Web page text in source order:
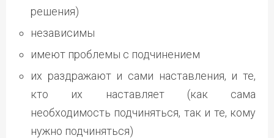
решения)
независимы
имеют проблемы с подчинением
их раздражают и сами наставления, и те,
кто их наставляет (как сама
необходимость подчиняться, так и те, кому
нужно подчиняться)